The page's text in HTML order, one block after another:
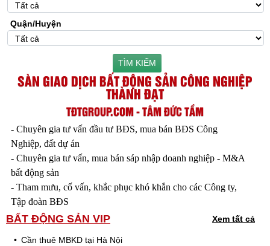
Quận/Huyện
TÌM KIẾM
SÀN GIAO DỊCH BẤT ĐỘNG SẢN CÔNG NGHIỆP
THÀNH ĐẠT
TĐTGROUP.COM - TÂM ĐỨC TẦM
- Chuyên gia tư vấn đầu tư BĐS, mua bán BĐS Công
Nghiệp, đất dự án
- Chuyên gia tư vấn, mua bán sáp nhập doanh nghiệp - M&A
bất động sản
- Tham mưu, cố vấn, khắc phục khó khắn cho các Công ty,
Tập đoàn BĐS
BẤT ĐỘNG SẢN VIP Xem tất cả
Cần thuê MBKD tại Hà Nội